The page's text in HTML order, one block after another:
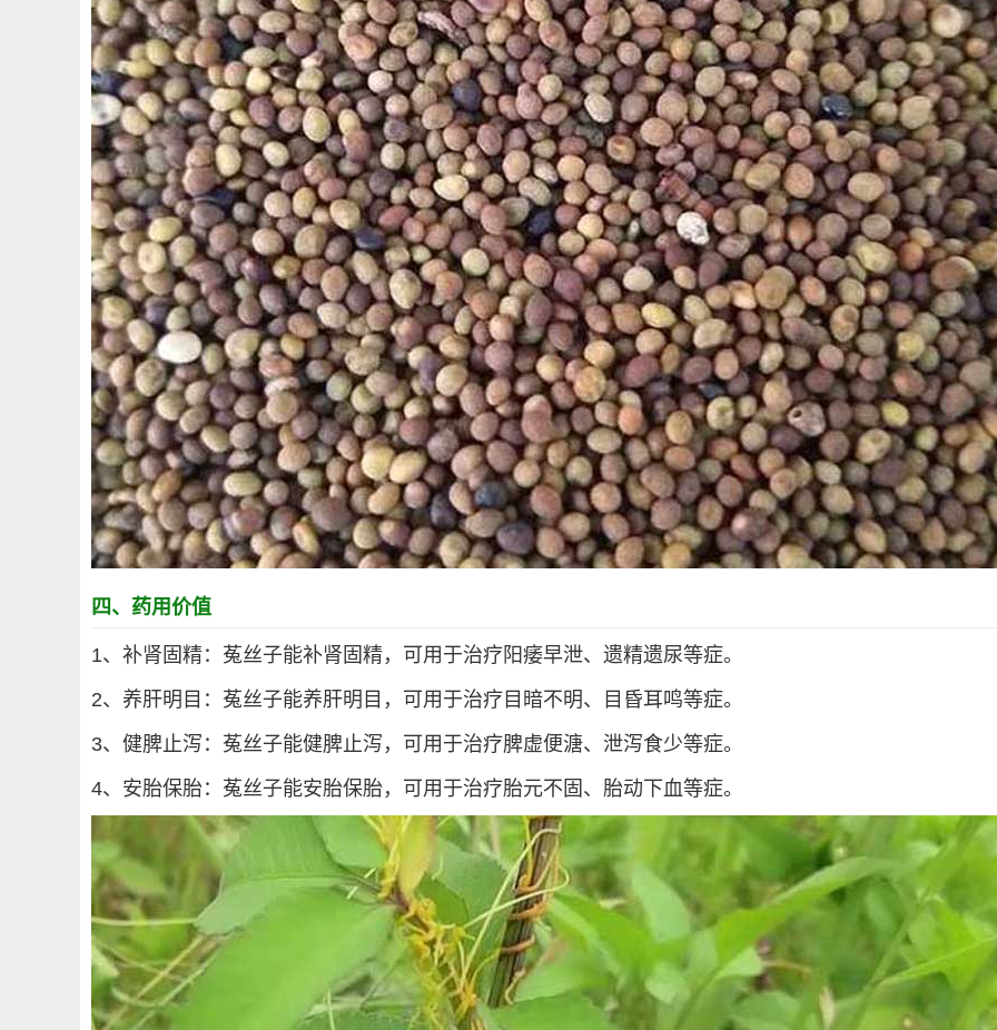
四、药用价值
1、补肾固精：菟丝子能补肾固精，可用于治疗阳痿早泄、遗精遗尿等症。
2、养肝明目：菟丝子能养肝明目，可用于治疗目暗不明、目昏耳鸣等症。
3、健脾止泻：菟丝子能健脾止泻，可用于治疗脾虚便溏、泄泻食少等症。
4、安胎保胎：菟丝子能安胎保胎，可用于治疗胎元不固、胎动下血等症。